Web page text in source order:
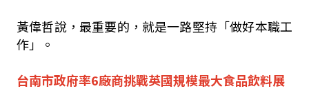
黃偉哲說，最重要的，就是一路堅持「做好本職工
作」。
台南市政府率6廠商挑戰英國規模最大食品飲料展